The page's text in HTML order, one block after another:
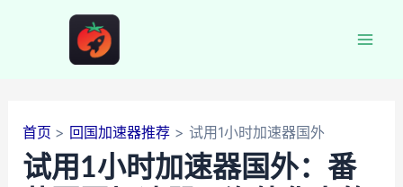
首页 回国加速器推荐 试用1小时加速器国外
试用1小时加速器国外：番